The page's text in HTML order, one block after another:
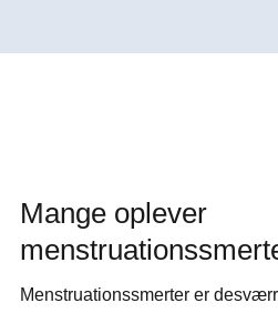
Mange oplever
Menstruationssmerter er